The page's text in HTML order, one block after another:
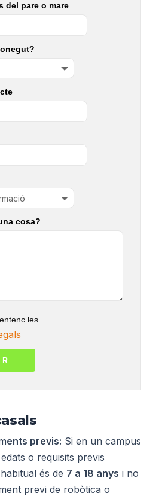
del pare o mare
cosa?
les
previs: Si en un campus
o requisits previs
és de 7 a 18 anys i no
previ de robòtica o